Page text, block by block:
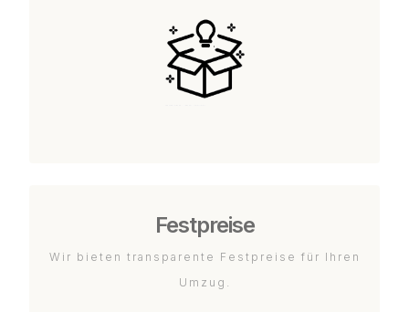
Festpreise
Wir bieten transparente Festpreise für Ihren
Umzug.